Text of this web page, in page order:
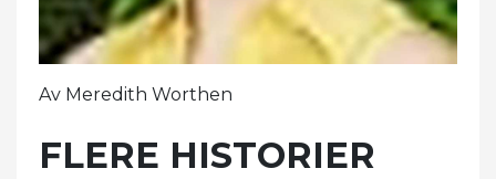
Av Meredith Worthen
FLERE HISTORIER